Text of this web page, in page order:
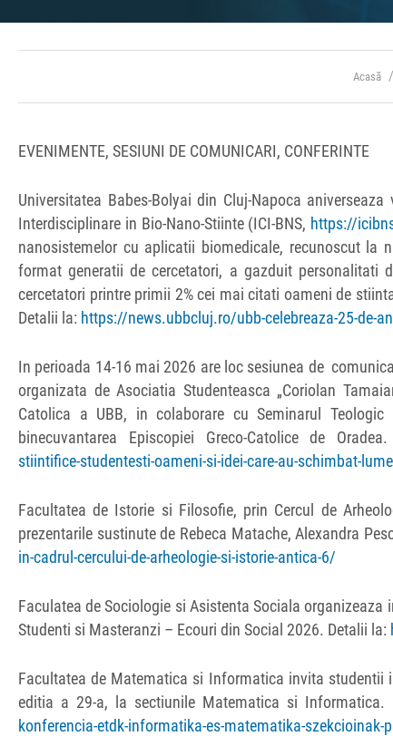
Acasă
EVENIMENTE, SESIUNI DE COMUNICARI, CONFERINTE
Universitatea Babes-Bolyai din Cluj-Napoca
Interdisciplinare in Bio-Nano-Stiinte (ICI-BNS, https://
nanosistemelor cu aplicatii biomedicale, recunoscut
format generatii de cercetatori, a gazduit personalitati
cercetatori printre primii 2% cei mai citati oameni de
Detalii la: https://news.ubbcluj.ro/ubb-celebreaza-25-de-
In perioada 14-16 mai 2026 are loc sesiunea de
organizata de Asociatia Studenteasca „Coriolan
Catolica a UBB, in colaborare cu Seminarul
binecuvantarea Episcopiei Greco-Catolice de
stiintifice-studentesti-oameni-si-idei-care-au-schimbat-
Facultatea de Istorie si Filosofie, prin Cercul de
prezentarile sustinute de Rebeca Matache, Alexandra
in-cadrul-cercului-de-arheologie-si-istorie-antica-6/
Faculatea de Sociologie si Asistenta Sociala
Studenti si Masteranzi – Ecouri din Social 2026. Detalii la:
Facultatea de Matematica si Informatica invita
editia a 29-a, la sectiunile Matematica si Informatica.
konferencia-etdk-informatika-es-matematika-szekcioinak-